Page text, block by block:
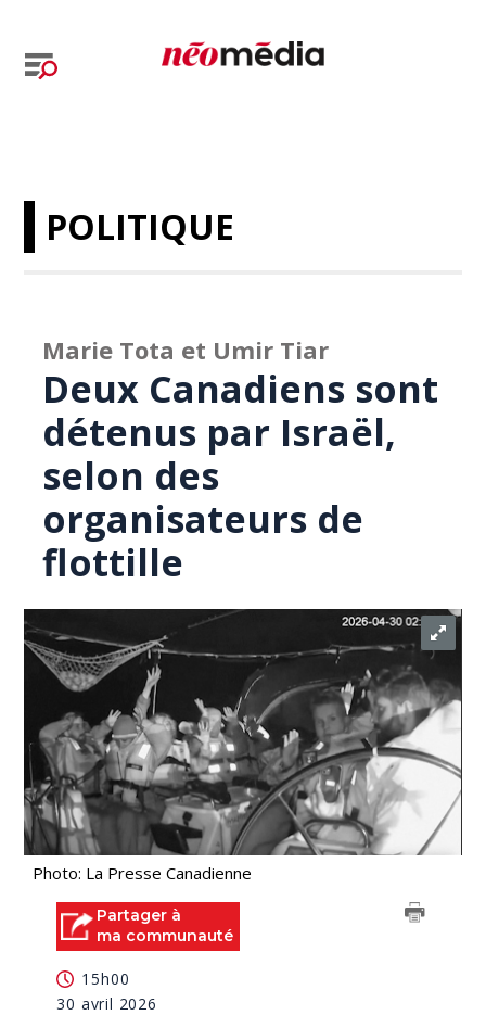
POLITIQUE
Marie Tota et Umir Tiar
Deux Canadiens sont
détenus par Israël,
selon des
organisateurs de
flottille
Photo: La Presse Canadienne
Partager à
ma communauté
15h00
30 avril 2026